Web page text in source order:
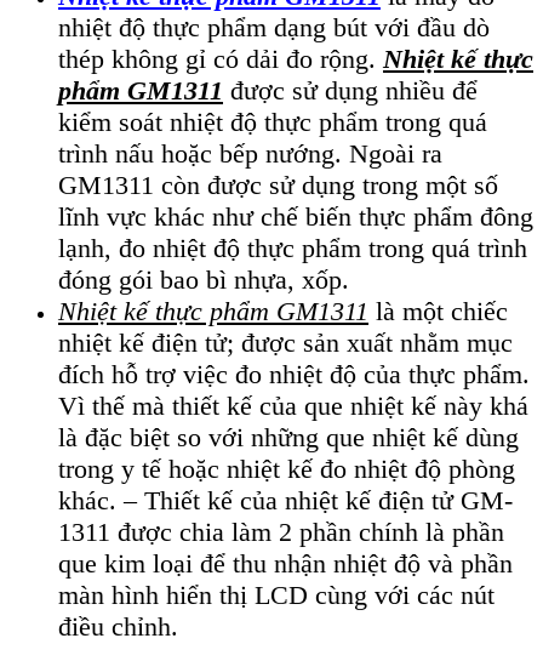
nhiệt độ thực phẩm dạng bút với đầu dò
thép không gỉ có dải đo rộng.Nhiệt kế thực
phẩm GM1311 được sử dụng nhiều để
kiểm soát nhiệt độ thực phẩm trong quá
trình nấu hoặc bếp nướng. Ngoài ra
GM1311 còn được sử dụng trong một số
lĩnh vực khác như chế biến thực phẩm đông
lạnh, đo nhiệt độ thực phẩm trong quá trình
đóng gói bao bì nhựa, xốp.
Nhiệt kế thực phẩm GM1311 là một chiếc
nhiệt kế điện tử; được sản xuất nhằm mục
đích hỗ trợ việc đo nhiệt độ của thực phẩm.
Vì thế mà thiết kế của que nhiệt kế này khá
là đặc biệt so với những que nhiệt kế dùng
trong y tế hoặc nhiệt kế đo nhiệt độ phòng
khác. – Thiết kế của nhiệt kế điện tử GM-
1311 được chia làm 2 phần chính là phần
que kim loại để thu nhận nhiệt độ và phần
màn hình hiển thị LCD cùng với các nút
điều chỉnh.